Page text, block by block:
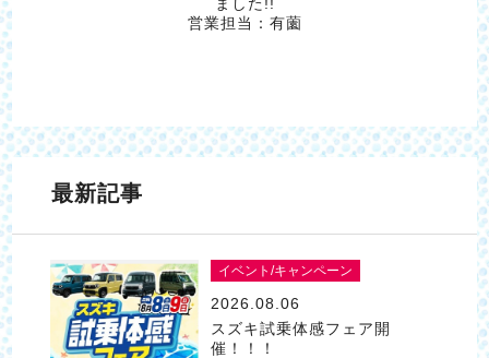
営業担当：有薗
最新記事
イベント/キャンペーン
2026.08.06
スズキ試乗体感フェア開
催！！！